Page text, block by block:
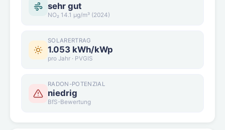
sehr gut
NO₂ 14.1 µg/m³ (2024)
SOLARERTRAG
1.053 kWh/kWp
pro Jahr · PVGIS
RADON-POTENZIAL
niedrig
BfS-Bewertung